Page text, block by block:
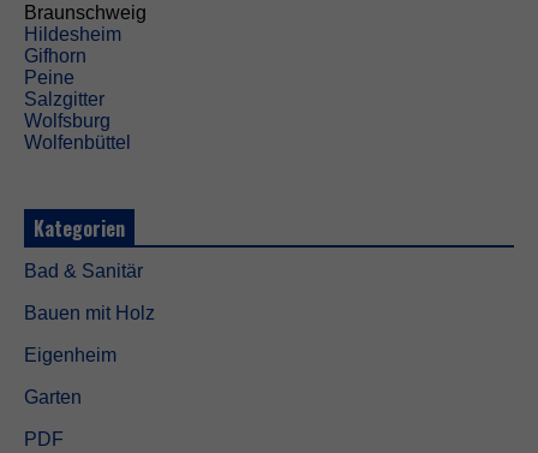
Braunschweig
Hildesheim
Gifhorn
Peine
Salzgitter
Wolfsburg
Wolfenbüttel
Kategorien
Bad & Sanitär
Bauen mit Holz
Eigenheim
Garten
PDF